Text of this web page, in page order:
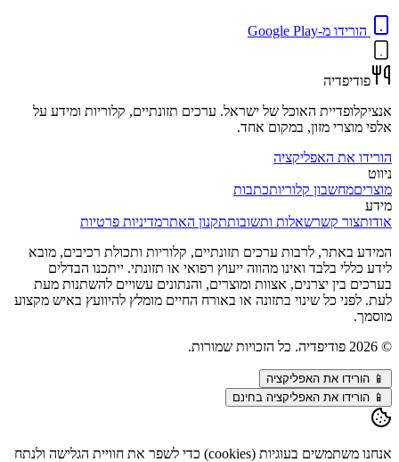
הורידו מ-Google Play
פודיפדיה
אנציקלופדיית האוכל של ישראל. ערכים תזונתיים, קלוריות ומידע על
אלפי מוצרי מזון, במקום אחד.
הורידו את האפליקציה
ניווט
מוצריםמחשבון קלוריותכתבות
מידע
אודותצור קשרשאלות ותשובותתקנון האתרמדיניות פרטיות
המידע באתר, לרבות ערכים תזונתיים, קלוריות ותכולת רכיבים, מובא
לידע כללי בלבד ואינו מהווה ייעוץ רפואי או תזונתי. ייתכנו הבדלים
בערכים בין יצרנים, אצוות ומוצרים, והנתונים עשויים להשתנות מעת
לעת. לפני כל שינוי בתזונה או באורח החיים מומלץ להיוועץ באיש מקצוע
מוסמך.
©
2026 פודיפדיה. כל הזכויות שמורות.
📱 הורידו את האפליקציה
📱 הורידו את האפליקציה בחינם
אנחנו משתמשים בעוגיות (cookies) כדי לשפר את חוויית הגלישה ולנתח